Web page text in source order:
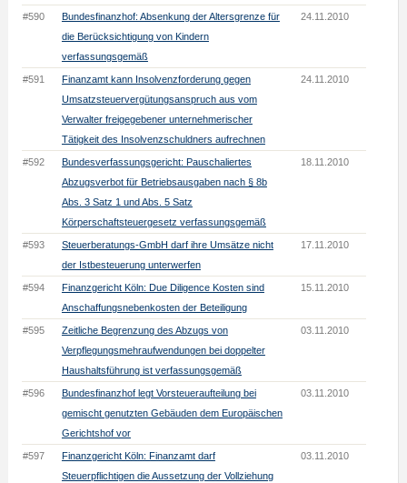
#590
Bundesfinanzhof: Absenkung der Altersgrenze für
die Berücksichtigung von Kindern
verfassungsgemäß
24.11.2010
#591
Finanzamt kann Insolvenzforderung gegen
Umsatzsteuervergütungsanspruch aus vom
Verwalter freigegebener unternehmerischer
Tätigkeit des Insolvenzschuldners aufrechnen
24.11.2010
#592
Bundesverfassungsgericht: Pauschaliertes
Abzugsverbot für Betriebsausgaben nach § 8b
Abs. 3 Satz 1 und Abs. 5 Satz
Körperschaftsteuergesetz verfassungsgemäß
18.11.2010
#593
Steuerberatungs-GmbH darf ihre Umsätze nicht
der Istbesteuerung unterwerfen
17.11.2010
#594
Finanzgericht Köln: Due Diligence Kosten sind
Anschaffungsnebenkosten der Beteiligung
15.11.2010
#595
Zeitliche Begrenzung des Abzugs von
Verpflegungsmehraufwendungen bei doppelter
Haushaltsführung ist verfassungsgemäß
03.11.2010
#596
Bundesfinanzhof legt Vorsteueraufteilung bei
gemischt genutzten Gebäuden dem Europäischen
Gerichtshof vor
03.11.2010
#597
Finanzgericht Köln: Finanzamt darf
Steuerpflichtigen die Aussetzung der Vollziehung
03.11.2010